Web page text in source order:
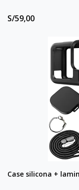
S/59,00
Case silicona +